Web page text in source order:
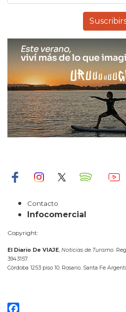
Contacto
Infocomercial
Copyright:
El Diario De VIAJE, Noticias de Turismo.
3943157.
Córdoba 1253 piso 10. Rosario. Santa Fe